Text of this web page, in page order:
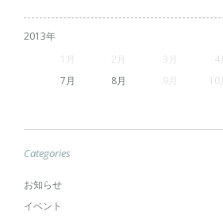
2013
1
2 3 4
7
8 9 10
Categories
お知らせ
イベント